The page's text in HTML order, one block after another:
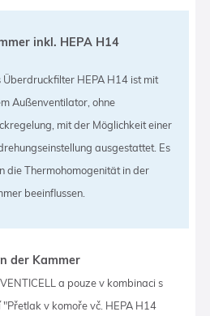
inkl. HEPA H14
Überdruckfilter HEPA H14 ist mit
Außenventilator, ohne
mit der Möglichkeit einer
ausgestattet. Es
die Thermohomogenität in der
beeinflussen.
der Kammer
a pouze v kombinaci s
"Přetlak v komoře vč. HEPA H14